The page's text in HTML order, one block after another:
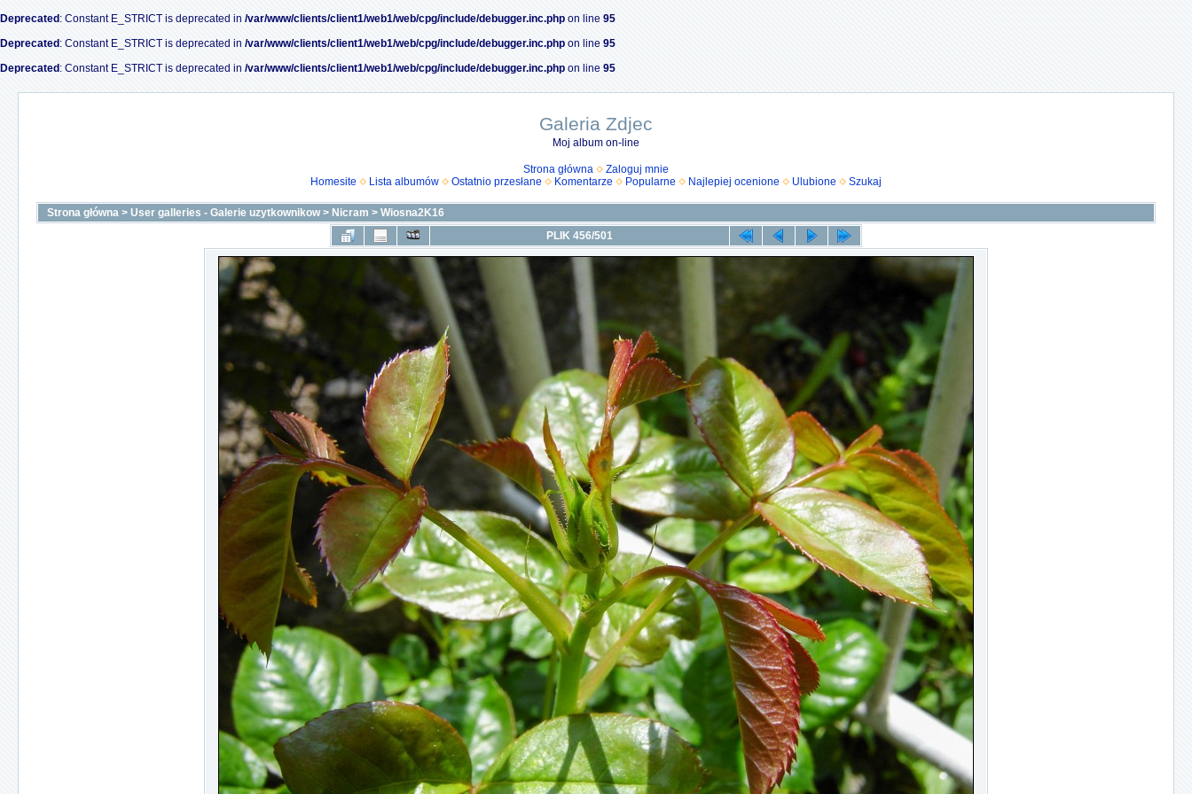
Deprecated : Constant E_STRICT is deprecated in /var/www/clients/client1/web1/web/cpg/include/debugger.inc.php on line 95
Deprecated : Constant E_STRICT is deprecated in /var/www/clients/client1/web1/web/cpg/include/debugger.inc.php on line 95
Deprecated : Constant E_STRICT is deprecated in /var/www/clients/client1/web1/web/cpg/include/debugger.inc.php on line 95
Galeria Zdjec
Moj album on-line
Strona główna
Zaloguj mnie
Homesite
Lista albumów Ostatnio przesłane Komentarze Popularne Najlepiej ocenione Ulubione Szukaj
Strona główna > User galleries - Galerie uzytkownikow> Nicram > Wiosna2K16
PLIK 456/501